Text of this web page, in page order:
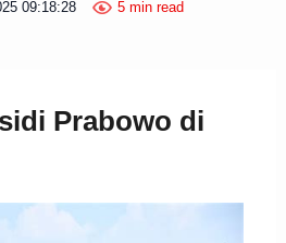
09:18:28 5 min read
Prabowo di